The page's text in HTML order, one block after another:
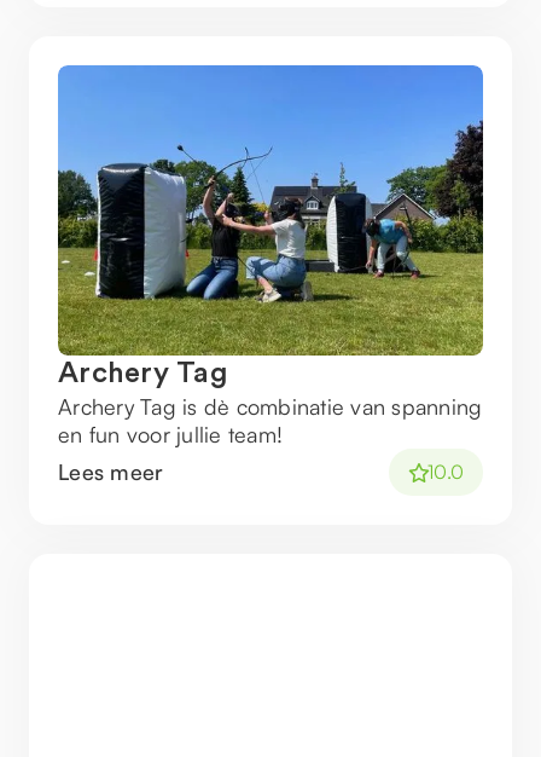
Archery Tag
Archery Tag is dè combinatie van spanning
en fun voor jullie team!
Lees meer
10.0